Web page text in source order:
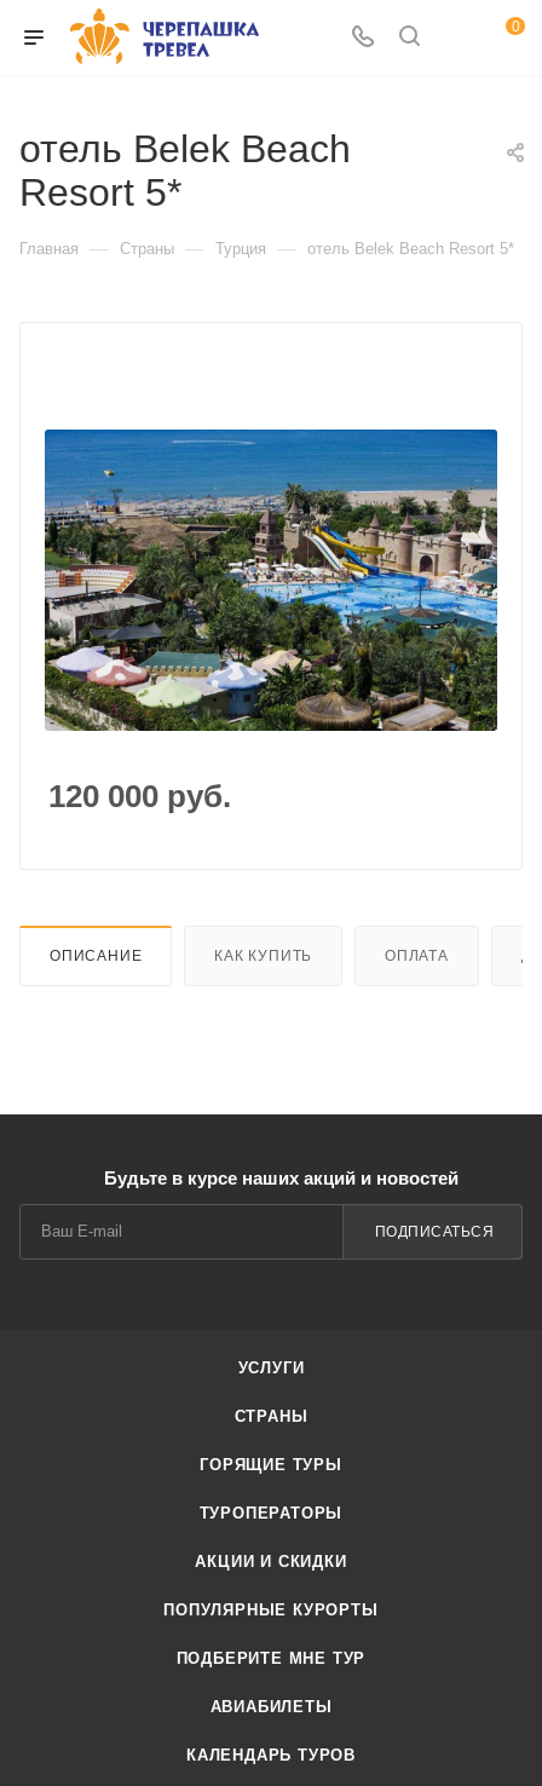
0
отель Belek Beach
Resort 5*
Главная — Страны — Турция — отель Belek Beach Resort 5*
120 000 руб.
ОПИСАНИЕ КАК КУПИТЬ ОПЛАТА
Будьте в курсе наших акций и новостей
ПОДПИСАТЬСЯ
УСЛУГИ
СТРАНЫ
ГОРЯЩИЕ ТУРЫ
ТУРОПЕРАТОРЫ
АКЦИИ И СКИДКИ
ПОПУЛЯРНЫЕ КУРОРТЫ
ПОДБЕРИТЕ МНЕ ТУР
АВИАБИЛЕТЫ
КАЛЕНДАРЬ ТУРОВ